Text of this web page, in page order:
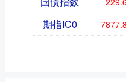
期指IC0